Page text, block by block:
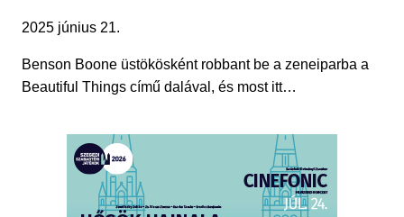
2025 június 21.
Benson Boone üstökösként robbant be a zeneiparba a
Beautiful Things című dalával, és most itt…